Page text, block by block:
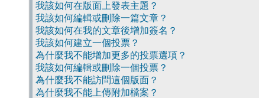
我該如何在版面上發表主題？
我該如何編輯或刪除一篇文章？
我該如何在我的文章後增加簽名？
我該如何建立一個投票？
為什麼我不能增加更多的投票選項？
我該如何編輯或刪除一個投票？
為什麼我不能訪問這個版面？
為什麼我不能上傳附加檔案？